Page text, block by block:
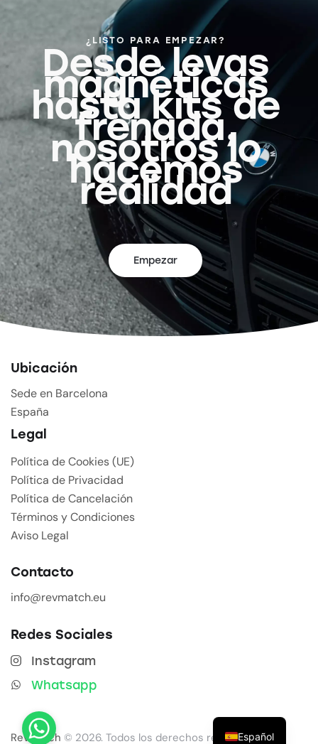
¿LISTO PARA EMPEZAR?
Desde levas
magnéticas
hasta kits de
frenada,
nosotros lo
hacemos
realidad
Empezar
Ubicación
Sede en Barcelona
España
Legal
Política de Cookies (UE)
Política de Privacidad
Política de Cancelación
Términos y Condiciones
Aviso Legal
Contacto
info@revmatch.eu
Redes Sociales
Instagram
Whatsapp
Revmatch © 2026. Todos los derechos reservados.
Español